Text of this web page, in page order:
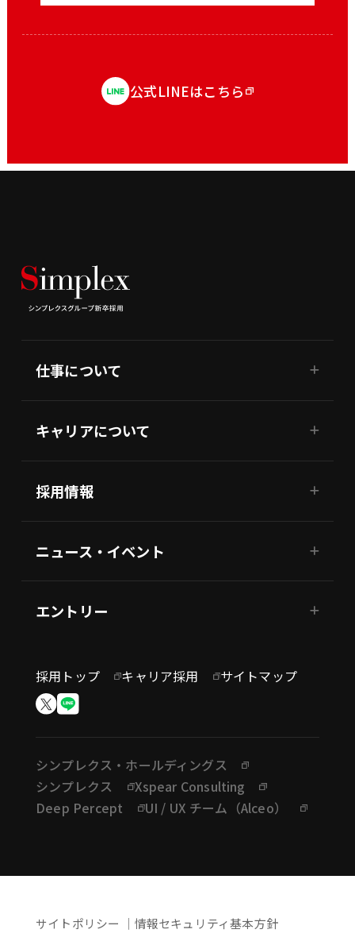
公式LINEはこちら
仕事について
キャリアについて
採用情報
ニュース・イベント
エントリー
採用トップ キャリア採用 サイトマップ
シンプレクス・ホールディングス
シンプレクス
Xspear Consulting
Deep Percept
UI / UX チーム（Alceo）
サイトポリシー
情報セキュリティ基本方針